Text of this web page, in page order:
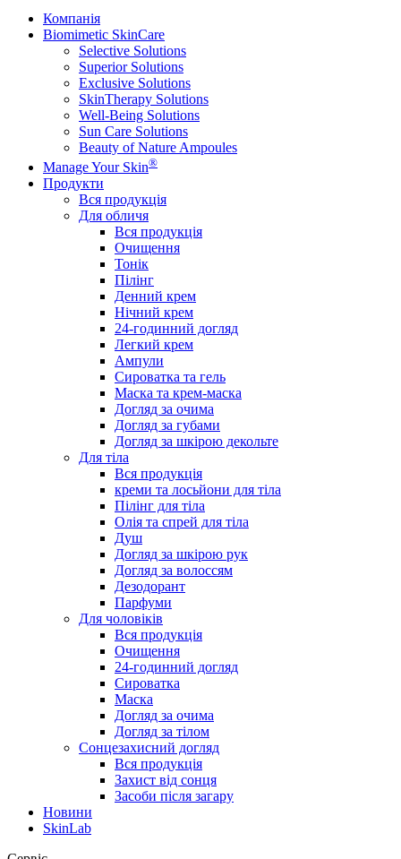
Компанія
Biomimetic SkinCare
Selective Solutions
Superior Solutions
Exclusive Solutions
SkinTherapy Solutions
Well-Being Solutions
Sun Care Solutions
Beauty of Nature Ampoules
Manage Your Skin®
Продукти
Вся продукція
Для обличя
Вся продукція
Очищення
Тонік
Пілінг
Денний крем
Нічний крем
24-годинний догляд
Легкий крем
Ампули
Сироватка та гель
Маска та крем-маска
Догляд за очима
Догляд за губами
Догляд за шкірою декольте
Для тіла
Вся продукція
креми та лосьйони для тіла
Пілінг для тіла
Олія та спрей для тіла
Душ
Догляд за шкірою рук
Догляд за волоссям
Дезодорант
Парфуми
Для чоловіків
Вся продукція
Очищення
24-годинний догляд
Сироватка
Маска
Догляд за очима
Догляд за тілом
Сонцезахисний догляд
Вся продукція
Захист від сонця
Засоби після загару
Новини
SkinLab